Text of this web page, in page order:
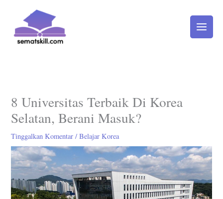
konten
8 Universitas Terbaik Di Korea
Selatan, Berani Masuk?
Tinggalkan Komentar /Belajar Korea